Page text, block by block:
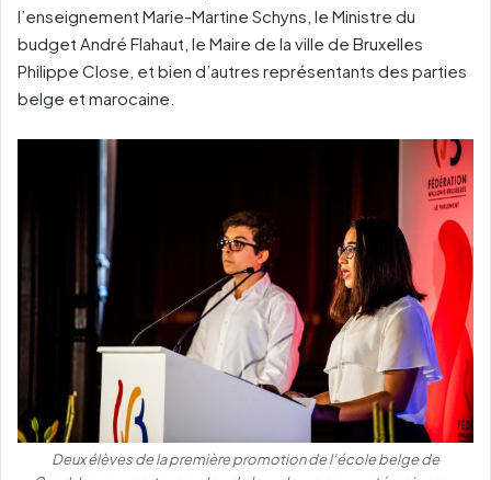
l’enseignement Marie-Martine Schyns, le Ministre du
budget André Flahaut, le Maire de la ville de Bruxelles
Philippe Close, et bien d’autres représentants des parties
belge et marocaine.
Deux élèves de la première promotion de l’école belge de